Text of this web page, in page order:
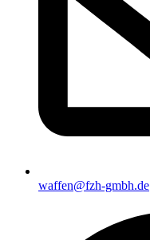
waffen@fzh-gmbh.de